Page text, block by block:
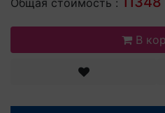
Общая стоимость :
В